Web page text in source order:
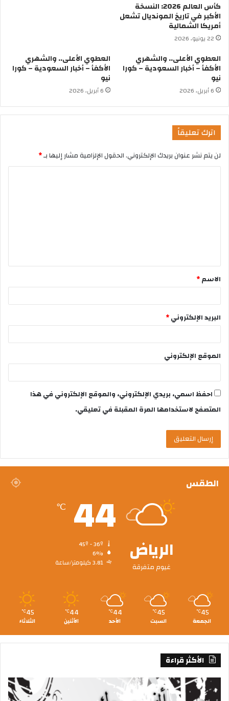
كأس العالم 2026: النسخة
الأكبر في تاريخ المونديال تشعل
أمريكا الشمالية
22 يونيو، 2026
العطوي الأعلى.. والشهري
الأكفأ – أخبار السعودية – كورا
نيو
6 أبريل، 2026
العطوي الأعلى.. والشهري
الأكفأ – أخبار السعودية – كورا
نيو
6 أبريل، 2026
اترك تعليقاً
لن يتم نشر عنوان بريدك الإلكتروني.الحقول الإلزامية مشار إليها بـ*
الاسم*
البريد الإلكتروني*
الموقع الإلكتروني
احفظ اسمي، بريدي الإلكتروني، والموقع الإلكتروني في هذا
المتصفح لاستخدامها المرة المقبلة في تعليقي.
الطقس
الرياض
غيوم متفرقة
44
℃
6%
3.81 كيلومتر/ساعة
45
℃
الجمعة
45
℃
السبت
44
℃
الأحد
44
℃
الأثنين
45
℃
الثلاثاء
الأكثر قراءة